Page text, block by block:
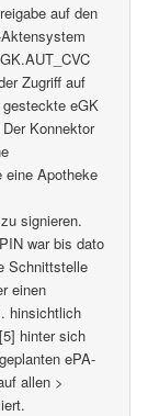
auf den
Zugriff auf
eGK
Konnektor
eine Apotheke
signieren.
war bis dato
Schnittstelle
einen
hinsichtlich
hinter sich
ePA-
allen >